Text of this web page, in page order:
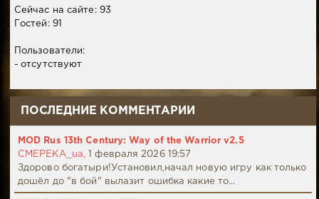
Сейчас на сайте: 93
Гостей: 91
Пользователи:
- отсутствуют
ПОСЛЕДНИЕ КОММЕНТАРИИ
MOD Rus 13th Century: Way of the Warrior v2.5
CMEPEKA_ua,
1 февраля 2026 19:57
Здорово богатыри!Установил,начал новую игру как только
дошёл до "в бой" вылазит ошибка какие то...